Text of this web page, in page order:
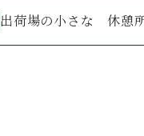
出荷場の小さな 休憩